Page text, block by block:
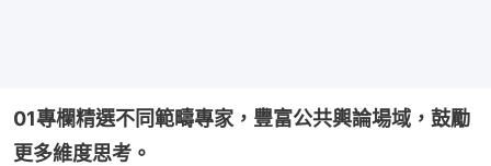
01專欄精選不同範疇專家，豐富公共輿論場域，鼓勵
更多維度思考。